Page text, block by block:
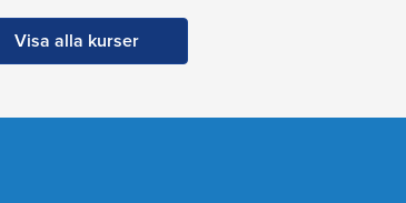
Visa alla kurser